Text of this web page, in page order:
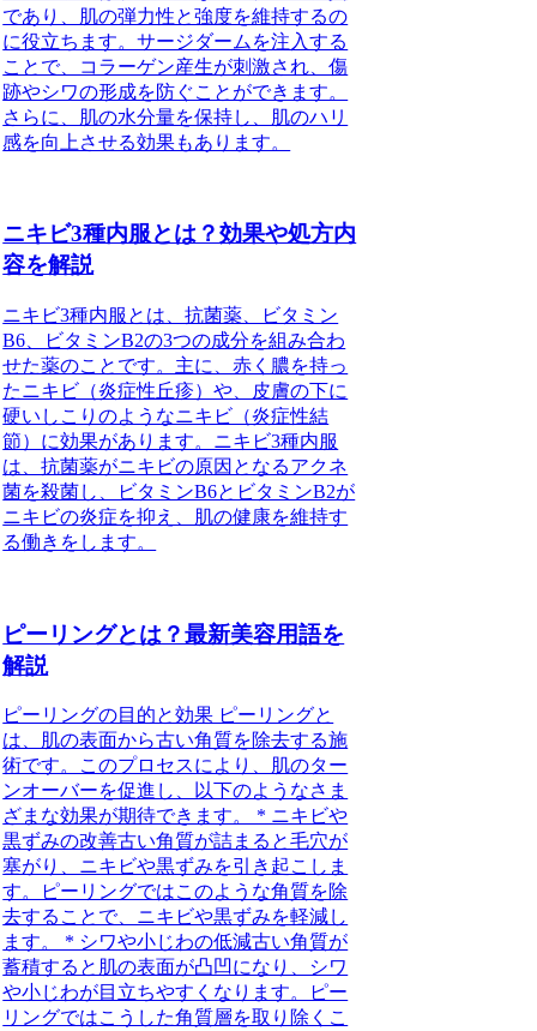
であり、肌の弾力性と強度を維持するの
に役立ちます。サージダームを注入する
ことで、コラーゲン産生が刺激され、傷
跡やシワの形成を防ぐことができます。
さらに、肌の水分量を保持し、肌のハリ
感を向上させる効果もあります。
ニキビ3種内服とは？効果や処方内
容を解説
ニキビ3種内服とは、抗菌薬、ビタミン
B6、ビタミンB2の3つの成分を組み合わ
せた薬のことです。主に、赤く膿を持っ
たニキビ（炎症性丘疹）や、皮膚の下に
硬いしこりのようなニキビ（炎症性結
節）に効果があります。ニキビ3種内服
は、抗菌薬がニキビの原因となるアクネ
菌を殺菌し、ビタミンB6とビタミンB2が
ニキビの炎症を抑え、肌の健康を維持す
る働きをします。
ピーリングとは？最新美容用語を
解説
ピーリングの目的と効果 ピーリングと
は、肌の表面から古い角質を除去する施
術です。このプロセスにより、肌のター
ンオーバーを促進し、以下のようなさま
ざまな効果が期待できます。 * ニキビや
黒ずみの改善古い角質が詰まると毛穴が
塞がり、ニキビや黒ずみを引き起こしま
す。ピーリングではこのような角質を除
去することで、ニキビや黒ずみを軽減し
ます。 * シワや小じわの低減古い角質が
蓄積すると肌の表面が凸凹になり、シワ
や小じわが目立ちやすくなります。ピー
リングではこうした角質層を取り除くこ